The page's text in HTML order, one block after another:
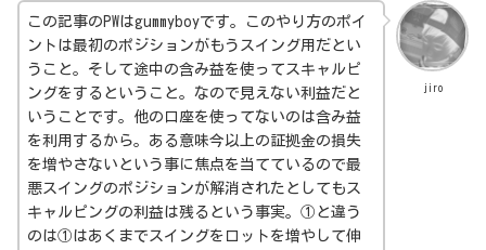
jiro
この記事のPWはgummyboyです。このやり方のポイ
ントは最初のポジションがもうスイング用だとい
うこと。そして途中の含み益を使ってスキャルピ
ングをするということ。なので見えない利益だと
いうことです。他の口座を使ってないのは含み益
を利用するから。ある意味今以上の証拠金の損失
を増やさないという事に焦点を当てているので最
悪スイングのポジションが解消されたとしてもス
キャルピングの利益は残るという事実。①と違う
のは①はあくまでスイングをロットを増やして伸